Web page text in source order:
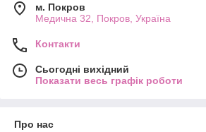
м. Покров
Медична 32, Покров, Україна
Контакти
Сьогодні вихідний
Показати весь графік роботи
Про нас